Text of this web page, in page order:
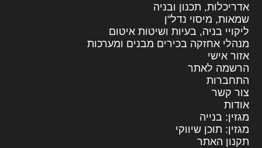
אדריכלות, תכנון ובניה
שמאות, מיסוי נדל"ן
ליקויי בניה, בעיות ושיטות איטום
מנהלי אחזקה בכירים מבנים ומערכות
אזור אישי
הרשמה לאתר
התחברות
צור קשר
אודות
מגזין: בנייה
מגזין: תוכן שיווקי
תקנון האתר